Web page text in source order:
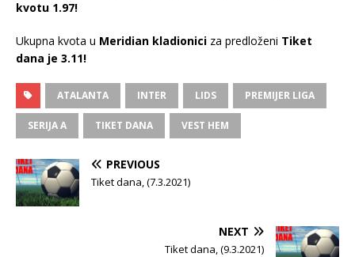
kvotu 1.97!
Ukupna kvota u Meridian kladionici za predloženi Tiket
dana je 3.11!
ATALANTA INTER LIDS PREMIJER LIGA
SERIJA A TIKET DANA VEST HEM
PREVIOUS
Tiket dana, (7.3.2021)
NEXT
Tiket dana, (9.3.2021)